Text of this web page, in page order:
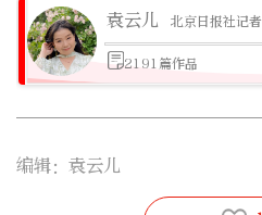
袁云儿 北京日报社记者
2191篇作品
编辑：袁云儿